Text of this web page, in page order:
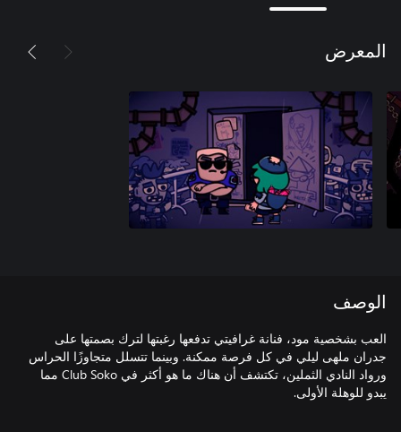
المعرض
الوصف
العب بشخصية مود، فنانة غرافيتي تدفعها رغبتها لترك بصمتها على
جدران ملهى ليلي في كل فرصة ممكنة. وبينما تتسلل متجاوزًا الحراس
ورواد النادي الثملين، تكتشف أن هناك ما هو أكثر في Club Soko مما
يبدو للوهلة الأولى.